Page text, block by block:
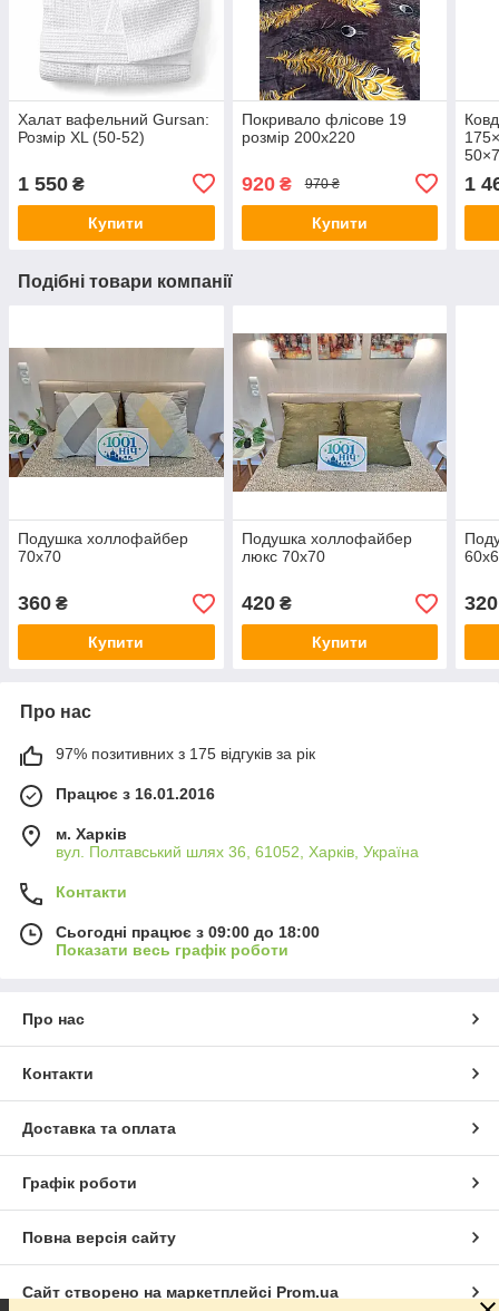
Халат вафельний Gursan:
Розмір XL (50-52)
1 550 ₴
Купити
Покривало флісове 19
розмір 200х220
920₴ 970 ₴
Купити
1
Подібні товари компанії
Подушка холлофайбер
70x70
360 ₴
Купити
Подушка холлофайбер
люкс 70х70
420₴
Купити
320
Про нас
97% позитивних з 175 відгуків за рік
Працює з 16.01.2016
м. Харків
вул. Полтавський шлях 36, 61052, Харків, Україна
Контакти
Сьогодні працює з 09:00 до 18:00
Показати весь графік роботи
Про нас
Контакти
Доставка та оплата
Графік роботи
Повна версія сайту
Сайт створено на маркетплейсі Prom.ua